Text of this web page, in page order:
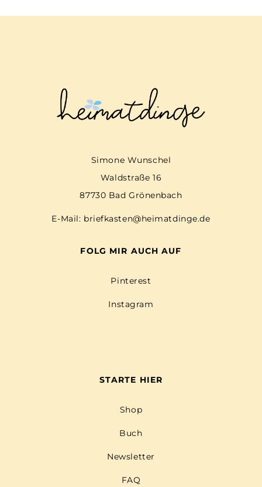
Simone Wunschel
Waldstraße 16
87730 Bad Grönenbach
E-Mail: briefkasten@heimatdinge.de
FOLG MIR AUCH AUF
Pinterest
Instagram
STARTE HIER
Shop
Buch
Newsletter
FAQ